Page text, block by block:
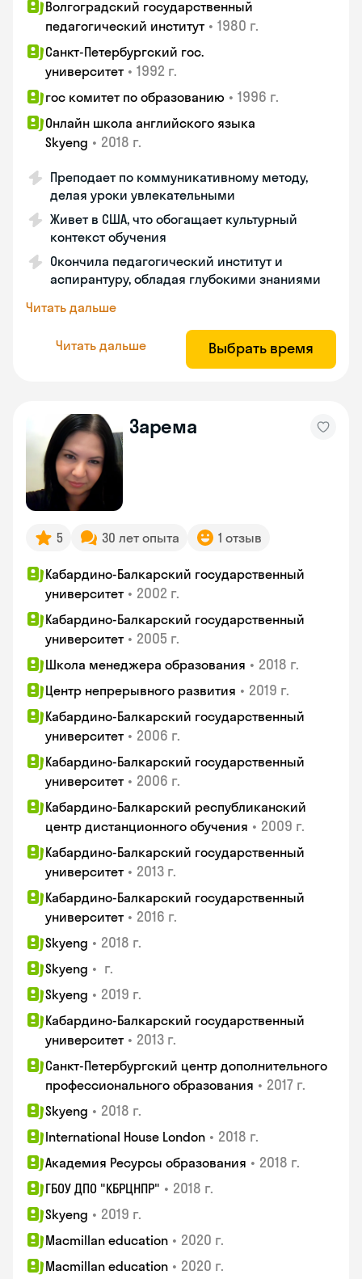
Волгоградский государственный
педагогический институт • 1980 г.
Санкт-Петербургский гос.
университет • 1992 г.
гос комитет по образованию • 1996 г.
Онлайн школа английского языка
Skyeng • 2018 г.
Преподает по коммуникативному методу,
делая уроки увлекательными
Живет в США, что обогащает культурный
контекст обучения
Окончила педагогический институт и
аспирантуру, обладая глубокими знаниями
Читать дальше
Читать дальше Выбрать время
Зарема
5 30 лет опыта 1 отзыв
Кабардино-Балкарский государственный
университет • 2002 г.
Кабардино-Балкарский государственный
университет • 2005 г.
Школа менеджера образования • 2018 г.
Центр непрерывного развития • 2019 г.
Кабардино-Балкарский государственный
университет • 2006 г.
Кабардино-Балкарский государственный
университет • 2006 г.
Кабардино-Балкарский республиканский
центр дистанционного обучения • 2009 г.
Кабардино-Балкарский государственный
университет • 2013 г.
Кабардино-Балкарский государственный
университет • 2016 г.
Skyeng • 2018 г.
Skyeng • г.
Skyeng • 2019 г.
Кабардино-Балкарский государственный
университет • 2013 г.
Санкт-Петербургский центр дополнительного
профессионального образования • 2017 г.
Skyeng • 2018 г.
International House London • 2018 г.
Академия Ресурсы образования • 2018 г.
ГБОУ ДПО "КБРЦНПР" • 2018 г.
Skyeng • 2019 г.
Macmillan education • 2020 г.
Macmillan education • 2020 г.